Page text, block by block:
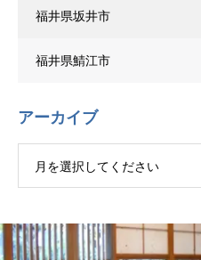
福井県坂井市
福井県鯖江市
アーカイブ
月を選択してください